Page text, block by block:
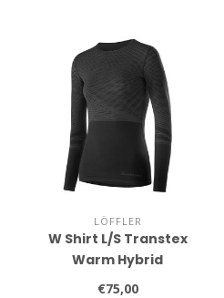
LÖFFLER
W Shirt L/S Transtex
Warm Hybrid
€75,00